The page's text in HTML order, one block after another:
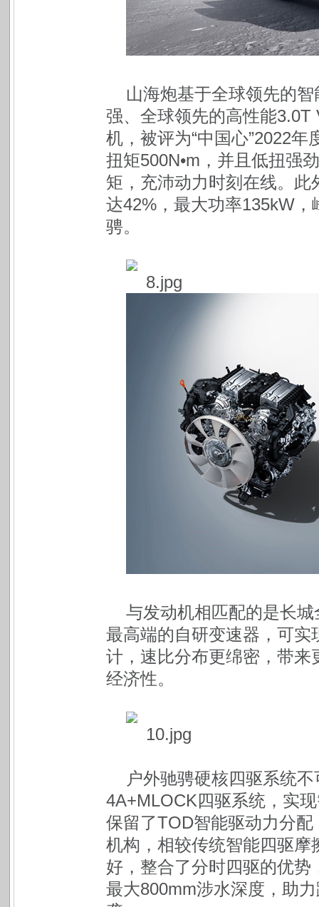
山海炮基于全球领先的
强、全球领先的高性能3.0T
机，被评为“中国心”2022
扭矩500N•m，并且低扭强
矩，充沛动力时刻在线。
达42%，最大功率135kW，
骋。
与发动机相匹配的是长
最高端的自研变速器，可实
计，速比分布更绵密，带
经济性。
户外驰骋硬核四驱系统
4A+MLOCK四驱系统，实
保留了TOD智能驱动力分
机构，相较传统智能四驱
好，整合了分时四驱的优
最大800mm涉水深度，助